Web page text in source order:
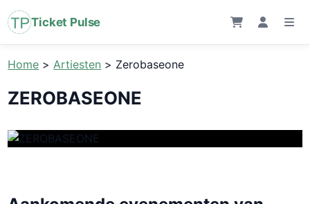
Ticket Pulse
Home >Artiesten > Zerobaseone
ZEROBASEONE